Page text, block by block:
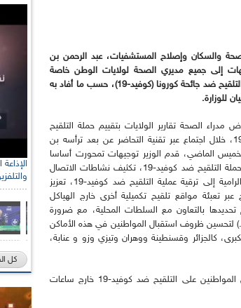
والسكان وإصلاح المستشفيات، عبد الرحمن بن
إلى جميع مديري الصحة لولايات الوطن خاصة
بتعزيز حملة التلقيح ضد جائحة كورونا (كوفيد-19)، حسب ما أفاد به
للوزارة.
مدراء الصحة تقارير الولايات بتقييم حملة التلقيح
ضد كوفيد-19، خلال اجتماع عبر تقنية التحاضر عن بعد ترأسه بن
الماضي، قدم الوزير توجيهات تمحورت أساسا
حول "تعزيز حملة التلقيح ضد كوفيد-19، تكثيف نشاطات الاتصال
والتحسيس الرامية إلى ترقية عملية التلقيح ضد كوفيد-19، تعزيز
عبر تعبئة مواقع تلقيح تكميلية أخرى خارج الهياكل
تحديدها بالتعاون مع السلطات المحلية، مع ضرورة
لتحسين ظروف استقبال المواطنين في هذه الأماكن
كالجزائر وقسنطينة ووهران وتيزي وزو و عنابة،
كما خصص اللقاء لضبط جداول زمنية للتلقيح من أجل تحسين حصول المواطنين على التلقيح ضد كوفيد-19 خارج ساعات
كل